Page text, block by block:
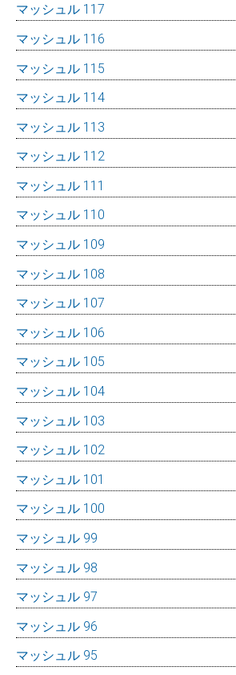
マッシュル 117
マッシュル 116
マッシュル 115
マッシュル 114
マッシュル 113
マッシュル 112
マッシュル 111
マッシュル 110
マッシュル 109
マッシュル 108
マッシュル 107
マッシュル 106
マッシュル 105
マッシュル 104
マッシュル 103
マッシュル 102
マッシュル 101
マッシュル 100
マッシュル 99
マッシュル 98
マッシュル 97
マッシュル 96
マッシュル 95